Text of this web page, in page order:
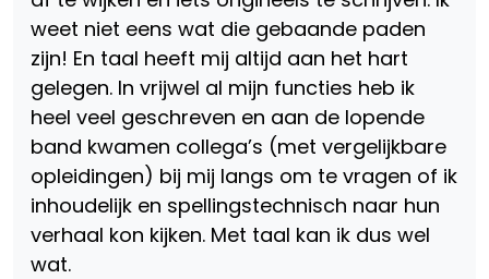
weet niet eens wat die gebaande paden
zijn! En taal heeft mij altijd aan het hart
gelegen. In vrijwel al mijn functies heb ik
heel veel geschreven en aan de lopende
band kwamen collega’s (met vergelijkbare
opleidingen) bij mij langs om te vragen of ik
inhoudelijk en spellingstechnisch naar hun
verhaal kon kijken. Met taal kan ik dus wel
wat.